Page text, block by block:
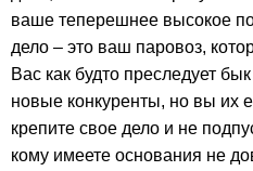
ваше теперешнее высокое
дело – это ваш паровоз,
Вас как будто преследует
новые конкуренты, но вы их
крепите свое дело и не
кому имеете основания не